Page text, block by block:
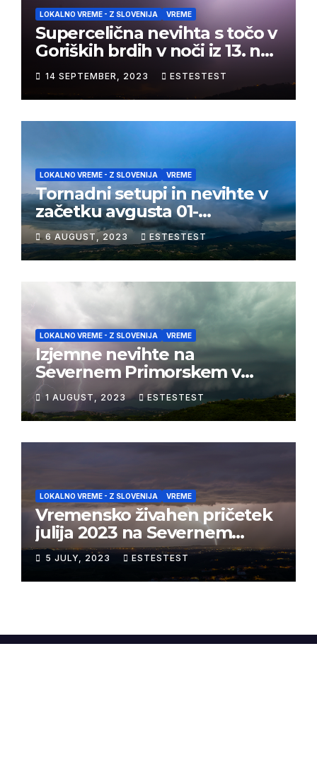
LOKALNO VREME - Z SLOVENIJA VREME
Supercelična nevihta s točo v
Goriških brdih v noči iz 13. na
14. september 2023
14 SEPTEMBER, 2023 ESTESTEST
LOKALNO VREME - Z SLOVENIJA VREME
Tornadni setupi in nevihte v
začetku avgusta 01-
03/08/2023
6 AUGUST, 2023 ESTESTEST
LOKALNO VREME - Z SLOVENIJA VREME
Izjemne nevihte na
Severnem Primorskem v
juliju 2023
1 AUGUST, 2023 ESTESTEST
LOKALNO VREME - Z SLOVENIJA VREME
Vremensko živahen pričetek
julija 2023 na Severnem
Primorskem
5 JULY, 2023 ESTESTEST